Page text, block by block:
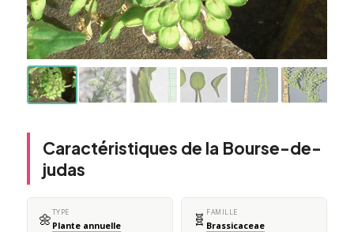
Caractéristiques de la Bourse-de-
judas
🌼TYPE
Plante annuelle 🧬 FAMILLE
Brassicaceae